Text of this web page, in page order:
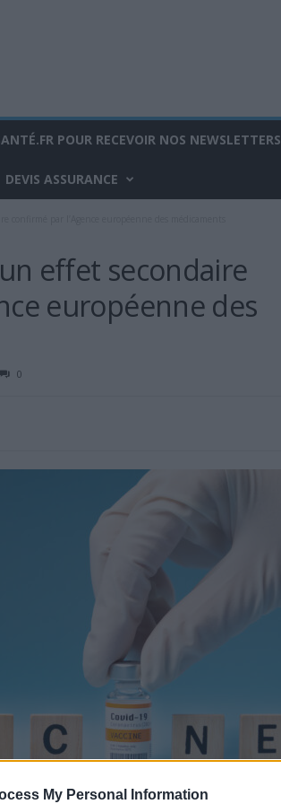
My Personal Information
POUR RECEVOIR NOS NEWSLETTERS
DEVIS ASSURANCE
effet secondaire
européenne des
0